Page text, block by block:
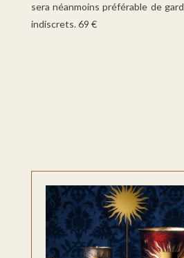
sera néanmoins préférable de
indiscrets. 69 €